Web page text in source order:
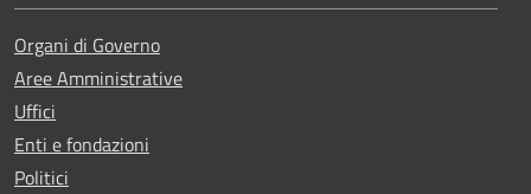
Organi di Governo
Aree Amministrative
Uffici
Enti e fondazioni
Politici